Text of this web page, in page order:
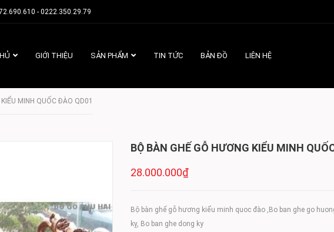
- 0222.350.29.79
GIỚI THIỆU SẢN PHẨM TIN TỨC BẢN ĐỒ LIÊN HỆ
MINH QUỐC ĐÀO QD01
BỘ BÀN GHẾ GỖ HƯƠNG KIỂU MINH
28.000.000₫
Bộ bàn ghế gỗ hương kiểu minh quoc đào ,Bo ban ghe go
kỵ, Bo ban ghe dong ky